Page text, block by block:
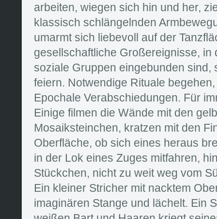
arbeiten, wiegen sich hin und her,
klassisch schlängelnden
umarmt sich liebevoll auf der
gesellschaftliche Großereignisse, in
soziale Gruppen eingebunden sind,
feiern. Notwendige Rituale
Epochale Verabschiedungen. Für
Einige filmen die Wände mit den
Mosaiksteinchen, kratzen mit den
Oberfläche, ob sich eines heraus
in der Lok eines Zuges mitfahren,
Stückchen, nicht zu weit weg vom
Ein kleiner Stricher mit nacktem
imaginären Stange und lächelt. Ein